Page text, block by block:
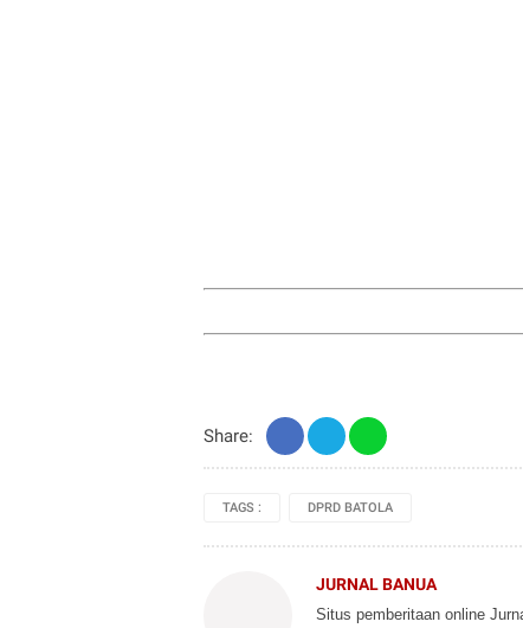
Share:
TAGS : DPRD BATOLA
JURNAL BANUA
Situs pemberitaan online